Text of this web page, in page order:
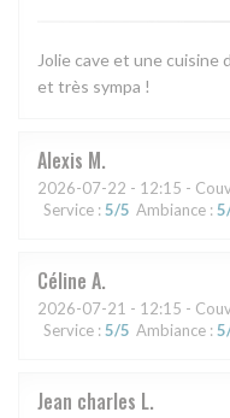
Jolie cave et une
et très sympa !
Alexis M
2026-07-22 - 12:15 -
Service : 5/5 Ambiance : 5
Céline A
2026-07-21 - 12:15 -
Service : 5/5 Ambiance : 5
Jean charles L